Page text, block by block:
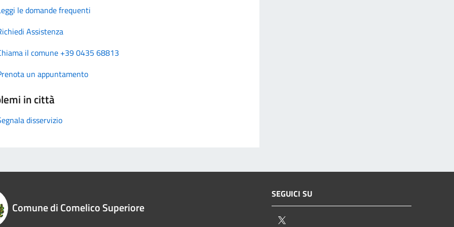
le domande frequenti
Assistenza
il comune +39 0435 68813
un appuntamento
in città
disservizio
Comune di Comelico Superiore
SEGUICI SU